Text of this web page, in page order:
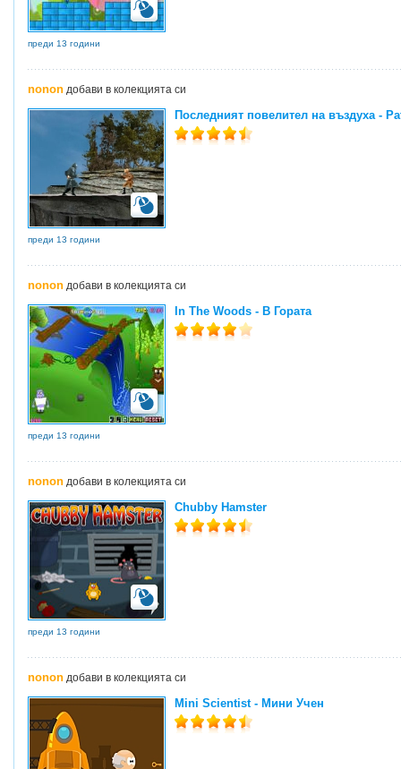
преди 13 години
nonon добави в колекцията си
Последният повелител на въздуха -
преди 13 години
nonon добави в колекцията си
In The Woods - В Гората
преди 13 години
nonon добави в колекцията си
Chubby Hamster
преди 13 години
nonon добави в колекцията си
Mini Scientist - Мини Учен